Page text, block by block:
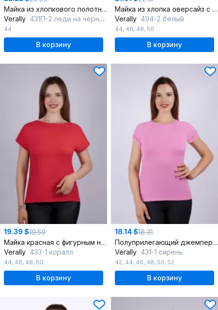
Майка из хлопкового полотна с рукавом реглан Круглогодичная
Verally 431П-2 леди на чёрном
44
В корзину
Майка из хлопка оверсайз с круглой горловиной
Verally 494-2 белый
44, 46, 48, 50
В корзину
19.39 $19.59
Майка красная с фигурным низом
Verally 433-1 коралл
44, 46, 48, 50
В корзину
18.14 $18.31
Полуприлегающий джемпер из хлопка с регланом
Verally 431-1 сирень
42, 44, 46, 48, 50, 52
В корзину